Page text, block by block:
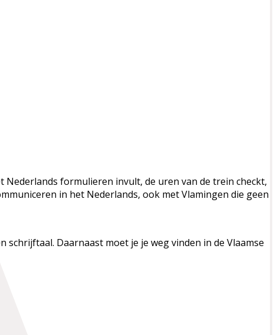
Nederlands formulieren invult, de uren van de trein checkt,
in het Nederlands, ook met Vlamingen die geen
schrijftaal. Daarnaast moet je je weg vinden in de Vlaamse